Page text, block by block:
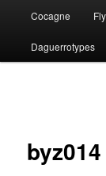
contenu
principalThe
principal
Cocagne
Daguerrotypes
byz014